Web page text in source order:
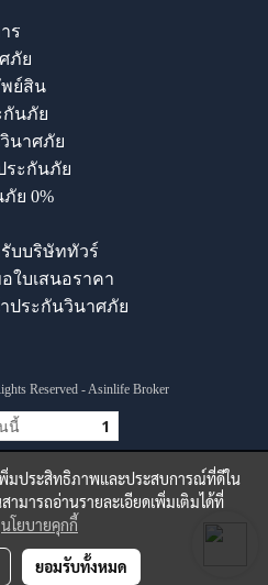
ร
ภัย
พย์สิน
กันภัย
นาศภัย
ระกันภัย
ย 0%
บบริษัททัวร์
ใบเสนอราคา
ประกันวินาศภัย
Reserved - Asinlife Broker
นี้ 1
พิ่มประสิทธิภาพและประสบการณ์ที่ดีใน
ามารถอ่านรายละเอียดเพิ่มเติมได้ที่
นโยบายคุกกี้
ยอมรับทั้งหมด